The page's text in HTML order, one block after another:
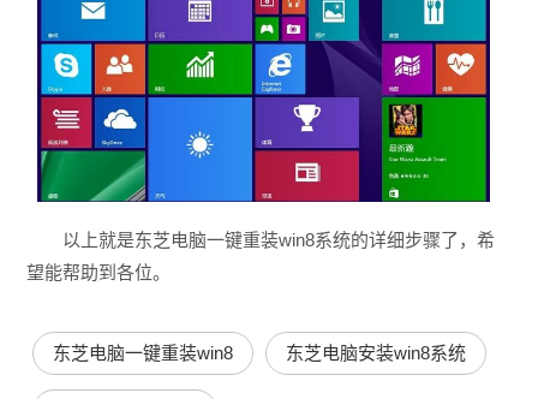
以上就是东芝电脑一键重装win8系统的详细步骤了，希
望能帮助到各位。
东芝电脑一键重装win8 东芝电脑安装win8系统